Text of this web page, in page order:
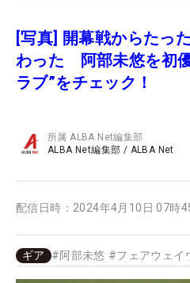
[写真] 開幕戦からたっ
わった 阿部未悠を初
ラブ”をチェック！
所属ALBA Net編集部
ALBA Net編集部 / ALBA Net
配信日時： 2024年4月10日 07時
ギア #阿部未悠 #フェアウェイ